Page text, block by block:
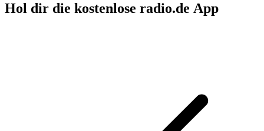
Hol dir die kostenlose radio.de App